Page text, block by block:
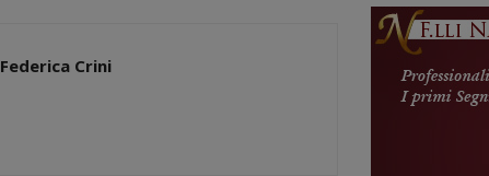
Federica Crini